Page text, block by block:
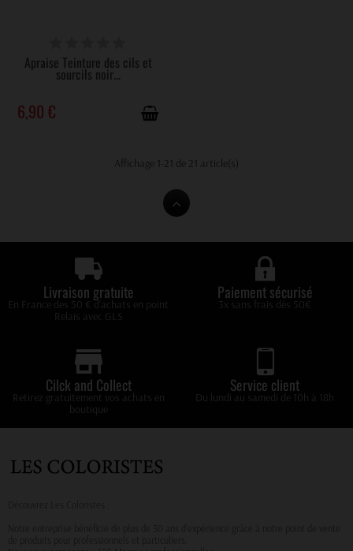
Apraise Teinture des cils et
sourcils noir...
6,90 €
Affichage 1-21 de 21 article(s)
Livraison gratuite
En France des 50 € d'achats en point
Relais avec GLS
Paiement sécurisé
3x sans frais dès 50€
Cilck and Collect
Retirez gratuitement vos achats en
boutique
Service client
Du lundi au samedi de 10h à 18h